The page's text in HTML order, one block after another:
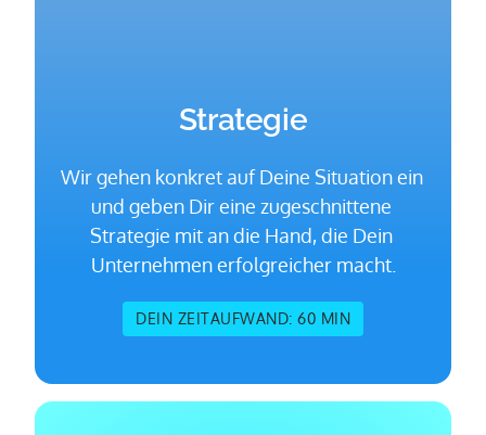
Strategie
Wir gehen konkret auf Deine Situation ein
und geben Dir eine zugeschnittene
Strategie mit an die Hand, die Dein
Unternehmen erfolgreicher macht.
DEIN ZEITAUFWAND: 60 MIN